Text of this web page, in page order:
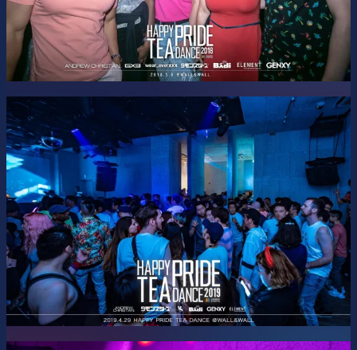
SNS (FB/IG/TW:RbwEvents)
最新情報はSNSで！Get updated on our SNS pages!
https://twitter.com/RbwEvents
https://www.instagram.com/rbwevents/
https://www.facebook.com/RbwEvents/
Tokyo Pride Beats 2026